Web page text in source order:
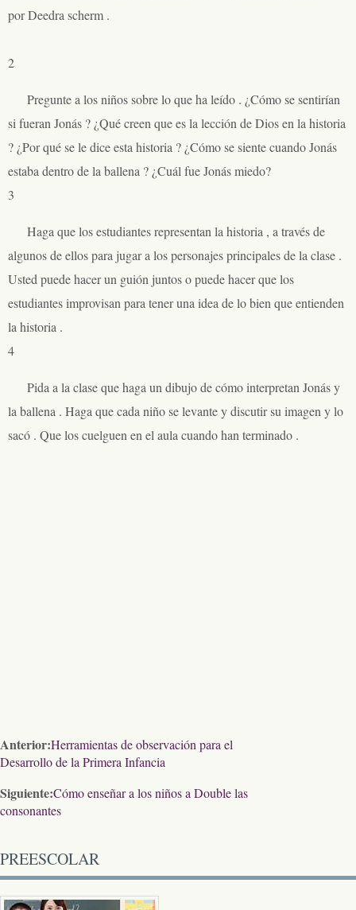
por Deedra scherm .
2
Pregunte a los niños sobre lo que ha leído . ¿Cómo se sentirían
si fueran Jonás ? ¿Qué creen que es la lección de Dios en la historia
? ¿Por qué se le dice esta historia ? ¿Cómo se siente cuando Jonás
estaba dentro de la ballena ? ¿Cuál fue Jonás miedo?
3
Haga que los estudiantes representan la historia , a través de
algunos de ellos para jugar a los personajes principales de la clase .
Usted puede hacer un guión juntos o puede hacer que los
estudiantes improvisan para tener una idea de lo bien que entienden
la historia .
4
Pida a la clase que haga un dibujo de cómo interpretan Jonás y
la ballena . Haga que cada niño se levante y discutir su imagen y lo
sacó . Que los cuelguen en el aula cuando han terminado .
Anterior:Herramientas de observación para el
Desarrollo de la Primera Infancia
Siguiente:Cómo enseñar a los niños a Double las
consonantes
PREESCOLAR